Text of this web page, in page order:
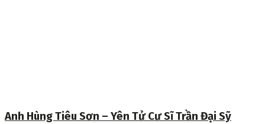
Anh Hùng Tiêu Sơn – Yên Tử Cư Sĩ Trần Đại Sỹ